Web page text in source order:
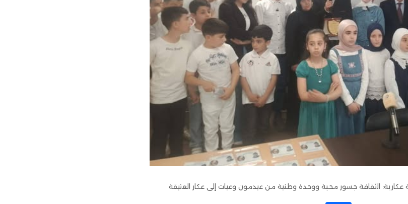
عكارية: الثقافة جسور محبة ووحدة وطنية من عيدمون وعيات إلى عكار العتيقة